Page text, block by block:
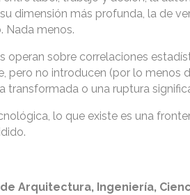
dimensión más profunda, la de
Nada menos.
operan sobre correlaciones
pero no introducen (por lo
transformada o una ruptura
lo que existe es una
Arquitectura, Ingeniería,